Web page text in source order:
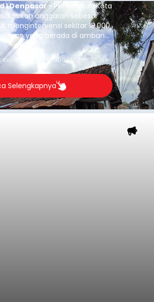
I Denpasar - Pemerintah Kota
anggaran sebesar
mengintervensi sekitar 18.000
rentan yang berada di ambang
Langkah strategis ini diambil
yang berada pada
6 tersebut agar tidak
miskin.
Thu, 08/06/2026 - 21:31
Selengkapnya